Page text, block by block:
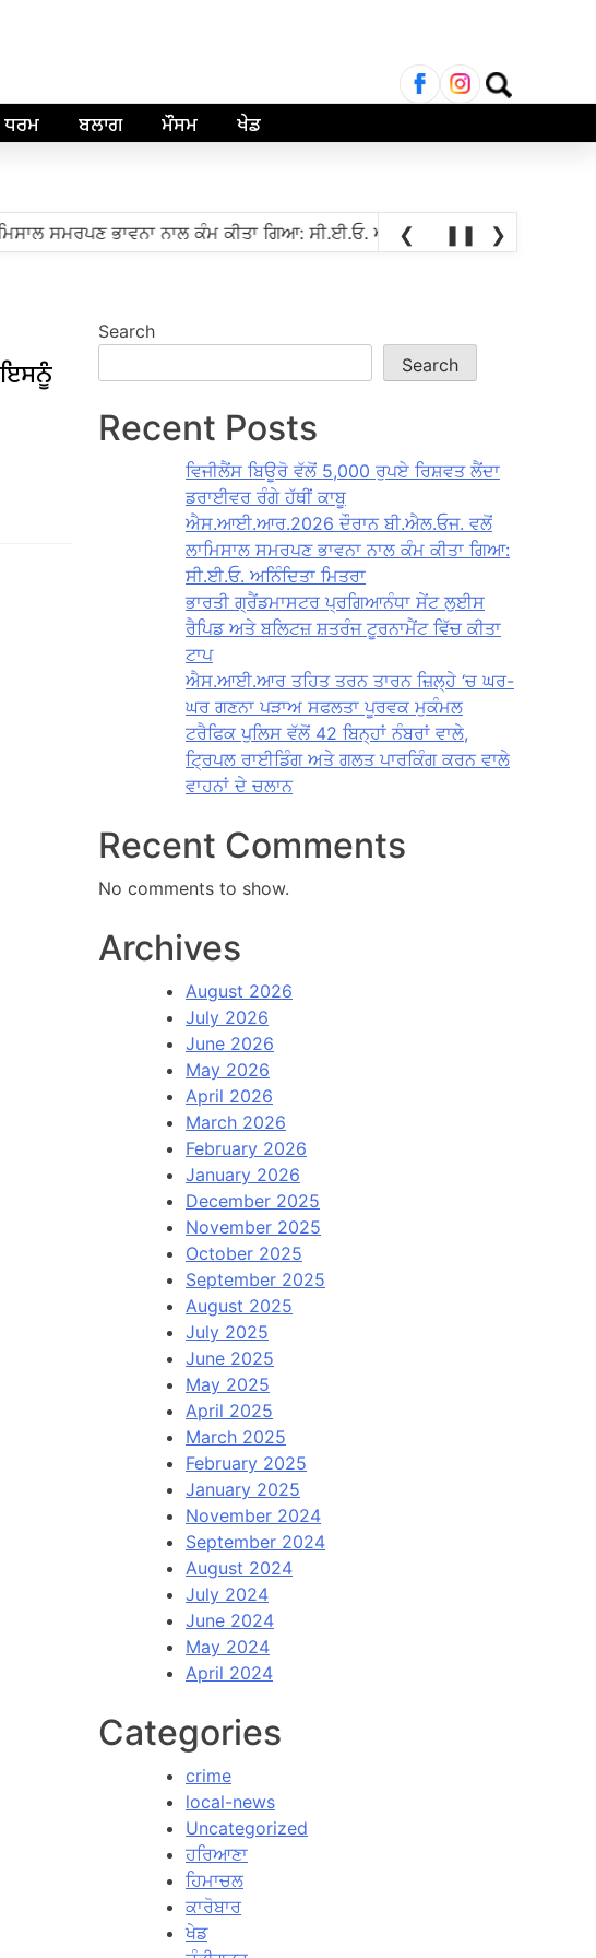
Search
for:
ਧਰਮ ਬਲਾਗ ਮੌਸਮ ਖੇਡ
ਸਮਰਪਣ ਭਾਵਨਾ ਨਾਲ ਕੰਮ ਕੀਤਾ ਗਿਆ: ਸੀ.ਈ.ਓ. ਅਨਿੰਦਿਤਾ ਮਿਤਰਾ •ਭਾਰਤੀ
❮ ❚❚ ❯
ਇਸਨੂੰ
Search
Search
Recent Posts
ਵਿਜੀਲੈਂਸ ਬਿਊਰੋ ਵੱਲੋਂ 5,000 ਰੁਪਏ ਰਿਸ਼ਵਤ ਲੈਂਦਾ
ਡਰਾਈਵਰ ਰੰਗੇ ਹੱਥੀਂ ਕਾਬੂ
ਐਸ.ਆਈ.ਆਰ.2026 ਦੌਰਾਨ ਬੀ.ਐਲ.ਓਜ. ਵਲੋਂ
ਲਾਮਿਸਾਲ ਸਮਰਪਣ ਭਾਵਨਾ ਨਾਲ ਕੰਮ ਕੀਤਾ ਗਿਆ:
ਸੀ.ਈ.ਓ. ਅਨਿੰਦਿਤਾ ਮਿਤਰਾ
ਭਾਰਤੀ ਗ੍ਰੈਂਡਮਾਸਟਰ ਪ੍ਰਗਿਆਨੰਧਾ ਸੇਂਟ ਲੁਈਸ
ਰੈਪਿਡ ਅਤੇ ਬਲਿਟਜ਼ ਸ਼ਤਰੰਜ ਟੂਰਨਾਮੈਂਟ ਵਿੱਚ ਕੀਤਾ
ਟਾਪ
ਐਸ.ਆਈ.ਆਰ ਤਹਿਤ ਤਰਨ ਤਾਰਨ ਜ਼ਿਲ੍ਹੇ ‘ਚ ਘਰ-
ਘਰ ਗਣਨਾ ਪੜਾਅ ਸਫਲਤਾ ਪੂਰਵਕ ਮੁਕੰਮਲ
ਟਰੈਫਿਕ ਪੁਲਿਸ ਵੱਲੋਂ 42 ਬਿਨ੍ਹਾਂ ਨੰਬਰਾਂ ਵਾਲੇ,
ਟ੍ਰਿਪਲ ਰਾਈਡਿੰਗ ਅਤੇ ਗਲਤ ਪਾਰਕਿੰਗ ਕਰਨ ਵਾਲੇ
ਵਾਹਨਾਂ ਦੇ ਚਲਾਨ
Recent Comments
No comments to show.
Archives
August 2026
July 2026
June 2026
May 2026
April 2026
March 2026
February 2026
January 2026
December 2025
November 2025
October 2025
September 2025
August 2025
July 2025
June 2025
May 2025
April 2025
March 2025
February 2025
January 2025
November 2024
September 2024
August 2024
July 2024
June 2024
May 2024
April 2024
Categories
crime
local-news
Uncategorized
ਹਰਿਆਣਾ
ਹਿਮਾਚਲ
ਕਾਰੋਬਾਰ
ਖੇਡ